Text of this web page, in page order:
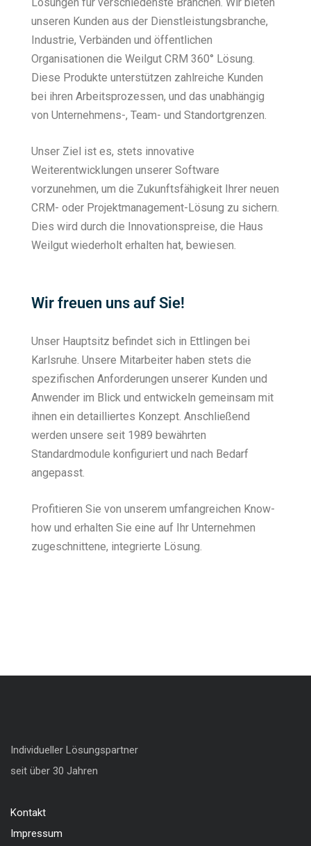
unseren Kunden aus der Dienstleistungsbranche,
Industrie, Verbänden und öffentlichen
Organisationen die Weilgut CRM 360° Lösung.
Diese Produkte unterstützen zahlreiche Kunden
bei ihren Arbeitsprozessen, und das unabhängig
von Unternehmens-, Team- und Standortgrenzen.
Unser Ziel ist es, stets innovative
Weiterentwicklungen unserer Software
vorzunehmen, um die Zukunftsfähigkeit Ihrer neuen
CRM- oder Projektmanagement-Lösung zu sichern.
Dies wird durch die Innovationspreise, die Haus
Weilgut wiederholt erhalten hat, bewiesen.
Wir freuen uns auf Sie!
Unser Hauptsitz befindet sich in Ettlingen bei
Karlsruhe. Unsere Mitarbeiter haben stets die
spezifischen Anforderungen unserer Kunden und
Anwender im Blick und entwickeln gemeinsam mit
ihnen ein detailliertes Konzept. Anschließend
werden unsere seit 1989 bewährten
Standardmodule konfiguriert und nach Bedarf
angepasst.
Profitieren Sie von unserem umfangreichen Know-
how und erhalten Sie eine auf Ihr Unternehmen
zugeschnittene, integrierte Lösung.
Individueller Lösungspartner
seit über 30 Jahren
Kontakt
Impressum